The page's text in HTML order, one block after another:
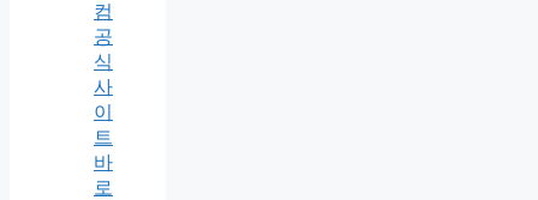
컴
공
식
사
이
트
바
로